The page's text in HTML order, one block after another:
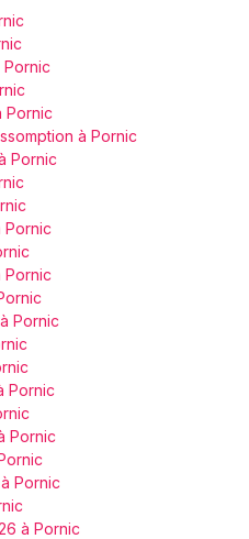
Pornic
Pornic
à Pornic
Pornic
Pornic
Pornic
Pornic
Pornic
Pornic
Pornic
à Pornic